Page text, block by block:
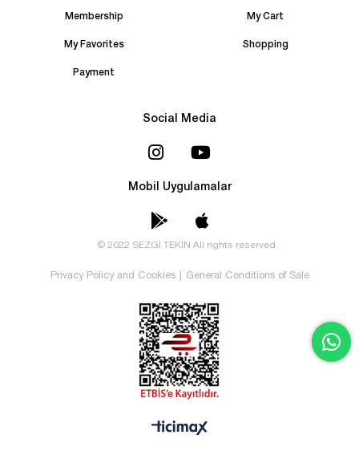
Membership My Cart
My Favorites Shopping
Payment
Social Media
Mobil Uygulamalar
© 2022 SEZGİ TEKİN All rights reserved.
Privacy Policy and Cookies General Conditions of Sale